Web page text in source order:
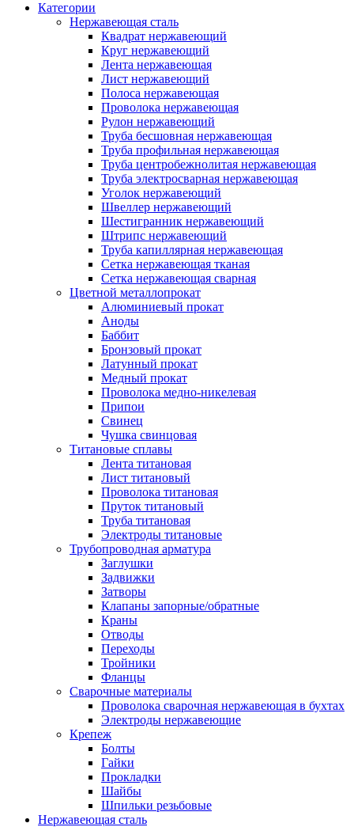
Категории
Нержавеющая сталь
Квадрат нержавеющий
Круг нержавеющий
Лента нержавеющая
Лист нержавеющий
Полоса нержавеющая
Проволока нержавеющая
Рулон нержавеющий
Труба бесшовная нержавеющая
Труба профильная нержавеющая
Труба центробежнолитая нержавеющая
Труба электросварная нержавеющая
Уголок нержавеющий
Швеллер нержавеющий
Шестигранник нержавеющий
Штрипс нержавеющий
Труба капиллярная нержавеющая
Сетка нержавеющая тканая
Сетка нержавеющая сварная
Цветной металлопрокат
Алюминиевый прокат
Аноды
Баббит
Бронзовый прокат
Латунный прокат
Медный прокат
Проволока медно-никелевая
Припои
Свинец
Чушка свинцовая
Титановые сплавы
Лента титановая
Лист титановый
Проволока титановая
Пруток титановый
Труба титановая
Электроды титановые
Трубопроводная арматура
Заглушки
Задвижки
Затворы
Клапаны запорные/обратные
Краны
Отводы
Переходы
Тройники
Фланцы
Сварочные материалы
Проволока сварочная нержавеющая в бухтах
Электроды нержавеющие
Крепеж
Болты
Гайки
Прокладки
Шайбы
Шпильки резьбовые
Нержавеющая сталь